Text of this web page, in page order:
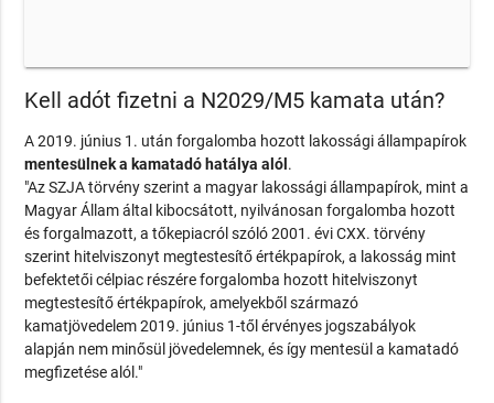
Kell adót fizetni a N2029/M5 kamata után?
A 2019. június 1. után forgalomba hozott lakossági állampapírok
mentesülnek a kamatadó hatálya alól .
"Az SZJA törvény szerint a magyar lakossági állampapírok, mint a
Magyar Állam által kibocsátott, nyilvánosan forgalomba hozott
és forgalmazott, a tőkepiacról szóló 2001. évi CXX. törvény
szerint hitelviszonyt megtestesítő értékpapírok, a lakosság mint
befektetői célpiac részére forgalomba hozott hitelviszonyt
megtestesítő értékpapírok, amelyekből származó
kamatjövedelem 2019. június 1-től érvényes jogszabályok
alapján nem minősül jövedelemnek, és így mentesül a kamatadó
megfizetése alól."